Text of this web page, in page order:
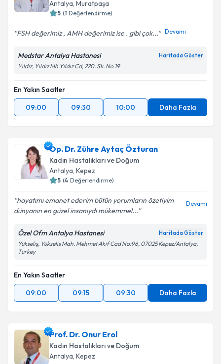
Antalya, Muratpaşa
5 (1 Değerlendirme)
FSH değerimiz , AMH değerimiz ise . gibi çok... Devamı
Medstar Antalya Hastanesi Haritada Göster
Yıldız, Yıldız Mh Yıldız Cd, 220. Sk. No 19
En Yakın Saatler
09:00
09:30 10:00 Daha Fazla
Op. Dr. Zühre Aytaç Özturan
Kadın Hastalıkları ve Doğum
Antalya, Kepez
5 (4 Değerlendirme)
hayatımı emanet ederim bütün yorumların özetiyim
dünyanın en güzel insanıydı mükemmel...
Devamı
Özel Ofm Antalya Hastanesi Haritada Göster
Yükseliş, Yükselis Mah. Mehmet Akif Cad No:96, 07025 Kepez/Antalya,
Turkey
En Yakın Saatler
09:00
09:15 09:30 Daha Fazla
Prof. Dr. Onur Erol
Kadın Hastalıkları ve Doğum
Antalya, Kepez